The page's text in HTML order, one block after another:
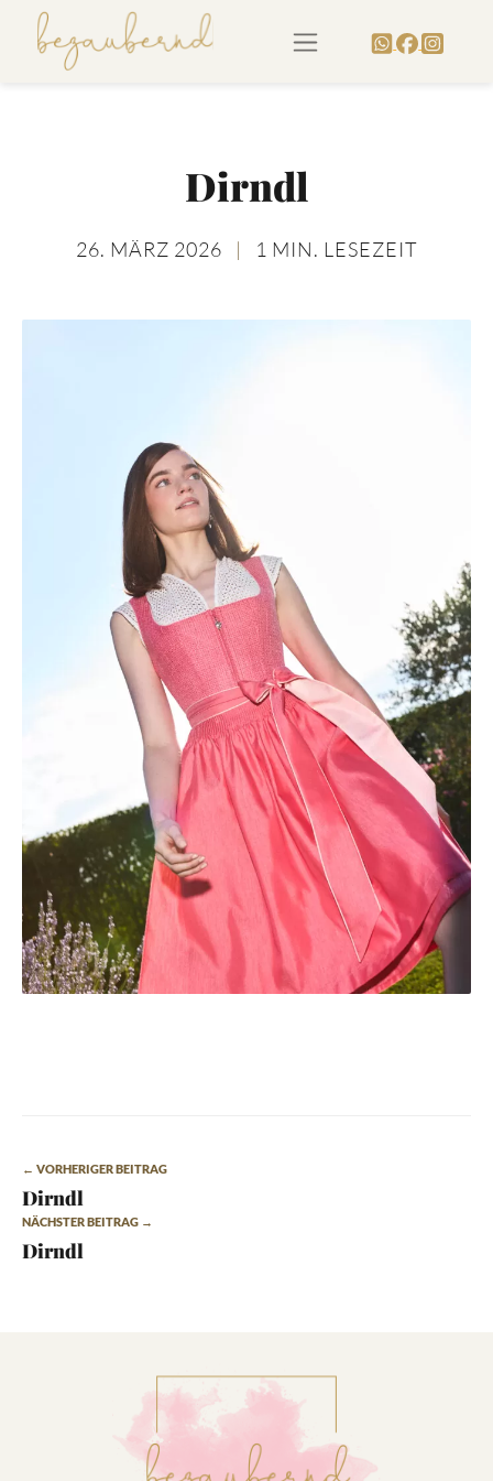
Dirndl
26. MÄRZ 2026 | 1 MIN. LESEZEIT
← VORHERIGER BEITRAG
Dirndl
NÄCHSTER BEITRAG →
Dirndl